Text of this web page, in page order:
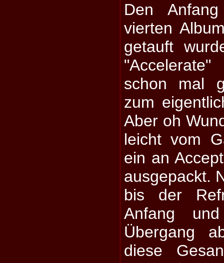
Den
vierten
getauft
schon mal
zum
Aber oh
leicht vom
ein an
ausgepackt.
bis der
Anfang
Übergang
diese